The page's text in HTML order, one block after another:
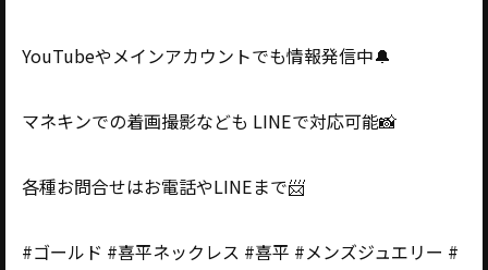
YouTubeやメインアカウントでも情報発信中🔔
マネキンでの着画撮影なども LINEで対応可能📸
各種お問合せはお電話やLINEまで📨
#ゴールド #喜平ネックレス #喜平 #メンズジュエリー #